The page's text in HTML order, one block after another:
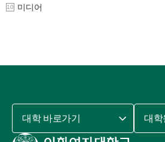
10 미디어
대학 바로가기 대학